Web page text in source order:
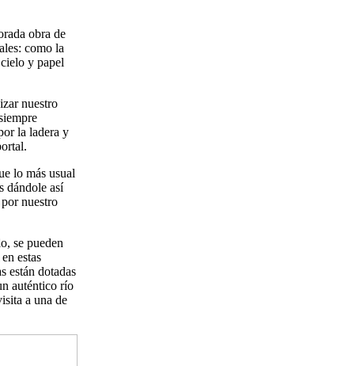
obra de
como la
y papel
nuestro
la ladera y
lo más usual
dándole así
nuestro
se pueden
estas
están dotadas
auténtico río
a una de